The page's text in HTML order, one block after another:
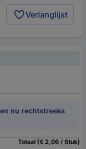
Verlanglijst
nu rechtstreeks
Totaal (€ 2,06 / Stuk)